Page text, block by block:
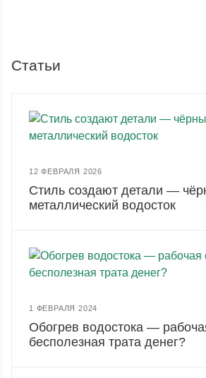
Статьи
12 ФЕВРАЛЯ 2026
Стиль создают детали —
металлический водосток
1 ФЕВРАЛЯ 2024
Обогрев водостока —
бесполезная трата денег?